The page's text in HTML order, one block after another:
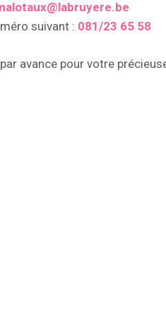
suivant : 081/23 65 58
avance pour votre